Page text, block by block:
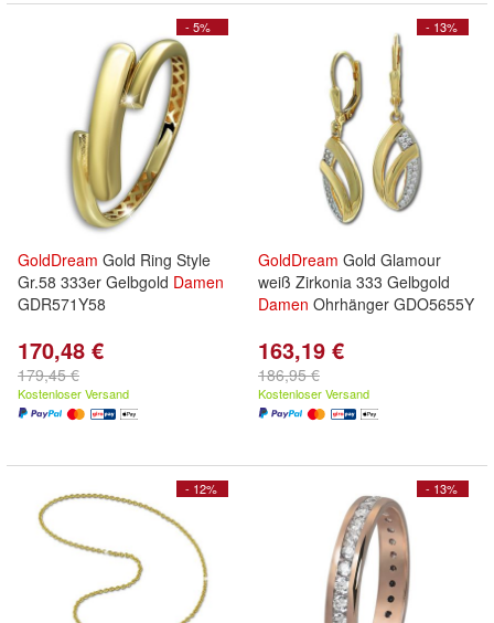
- 5%
GoldDream Gold Ring Style
Gr.58 333er Gelbgold Damen
GDR571Y58
170,48 €
179,45 €
Kostenloser Versand
- 13%
GoldDream Gold Glamour
weiß Zirkonia 333 Gelbgold
Damen Ohrhänger GDO5655Y
163,19 €
186,95 €
Kostenloser Versand
- 12% - 13%